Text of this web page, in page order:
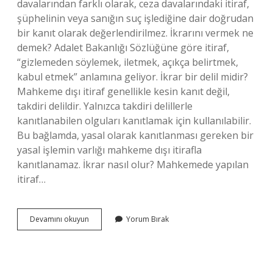
davalarından farklı olarak, ceza davalarındaki itiraf,
şüphelinin veya sanığın suç işlediğine dair doğrudan
bir kanıt olarak değerlendirilmez. İkrarını vermek ne
demek? Adalet Bakanlığı Sözlüğüne göre itiraf,
“gizlemeden söylemek, iletmek, açıkça belirtmek,
kabul etmek” anlamına geliyor. İkrar bir delil midir?
Mahkeme dışı itiraf genellikle kesin kanıt değil,
takdiri delildir. Yalnızca takdiri delillerle
kanıtlanabilen olguları kanıtlamak için kullanılabilir.
Bu bağlamda, yasal olarak kanıtlanması gereken bir
yasal işlemin varlığı mahkeme dışı itirafla
kanıtlanamaz. İkrar nasıl olur? Mahkemede yapılan
itiraf…
Devamını okuyun
Ikrar
Yorum Bırak